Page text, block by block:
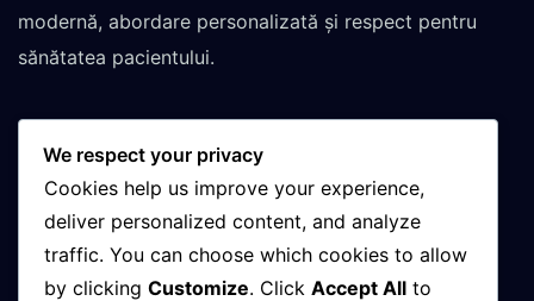
modernă, abordare personalizată și respect pentru
sănătatea pacientului.
Contactează-ne pentru
programare
We respect your privacy
Cookies help us improve your experience,
deliver personalized content, and analyze
traffic. You can choose which cookies to allow
by clicking Customize. Click Accept All to